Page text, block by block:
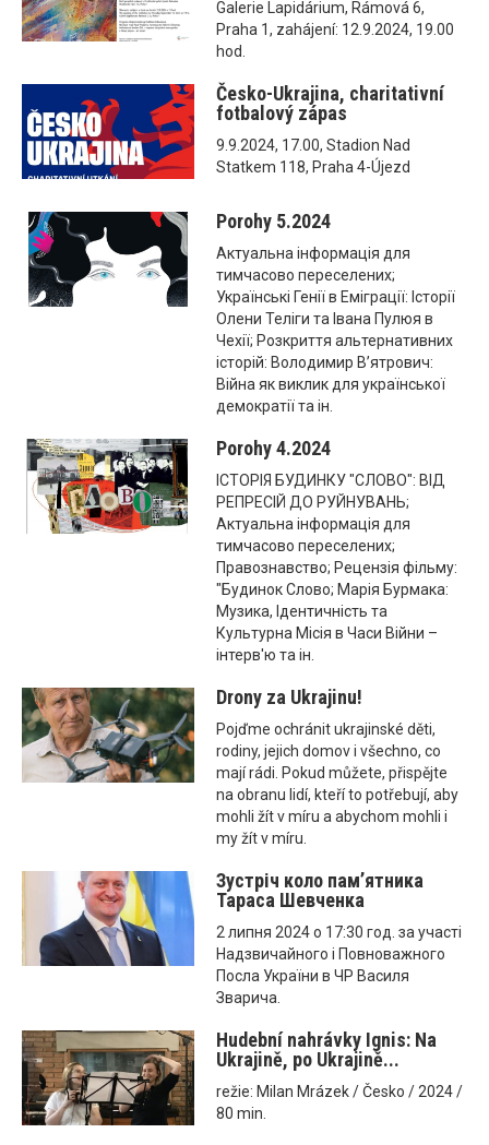
Galerie Lapidárium, Rámová 6,
Praha 1, zahájení: 12.9.2024, 19.00
hod.
Česko-Ukrajina, charitativní
fotbalový zápas
9.9.2024, 17.00, Stadion Nad
Statkem 118, Praha 4-Újezd
Porohy 5.2024
Актуальна інформація для
тимчасово переселених;
Українські Генії в Еміграції: Історії
Олени Теліги та Івана Пулюя в
Чехії; Розкриття альтернативних
історій: Володимир В’ятрович:
Війна як виклик для української
демократії та ін.
Porohy 4.2024
ІСТОРІЯ БУДИНКУ "СЛОВО": ВІД
РЕПРЕСІЙ ДО РУЙНУВАНЬ;
Актуальна інформація для
тимчасово переселених;
Правознавство; Рецензія фільму:
"Будинок Слово; Марія Бурмака:
Музика, Ідентичність та
Культурна Місія в Часи Війни –
інтерв'ю та ін.
Drony za Ukrajinu!
Pojďme ochránit ukrajinské děti,
rodiny, jejich domov i všechno, co
mají rádi. Pokud můžete, přispějte
na obranu lidí, kteří to potřebují, aby
mohli žít v míru a abychom mohli i
my žít v míru.
Зустріч коло пам’ятника
Тараса Шевченка
2 липня 2024 о 17:30 год. за участі
Надзвичайного і Повноважного
Посла України в ЧР Василя
Зварича.
Hudební nahrávky Ignis: Na
Ukrajině, po Ukrajině...
režie: Milan Mrázek / Česko / 2024 /
80 min.